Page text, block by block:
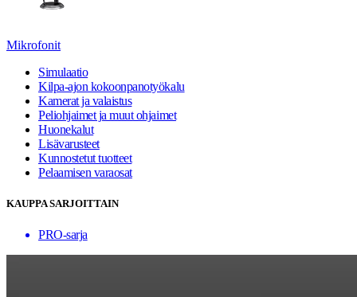
Mikrofonit
Simulaatio
Kilpa-ajon kokoonpanotyökalu
Kamerat ja valaistus
Peliohjaimet ja muut ohjaimet
Huonekalut
Lisävarusteet
Kunnostetut tuotteet
Pelaamisen varaosat
KAUPPA SARJOITTAIN
PRO-sarja